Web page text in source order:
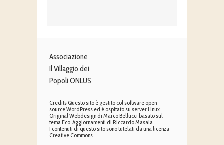
Associazione
Il Villaggio dei
Popoli ONLUS
Credits Questo sito è gestito col software open-
source WordPress ed è ospitato su server Linux.
Original Webdesign di Marco Bellucci basato sul
tema Eco. Aggiornamenti di Riccardo Masala
I contenuti di questo sito sono tutelati da una licenza
Creative Commons.